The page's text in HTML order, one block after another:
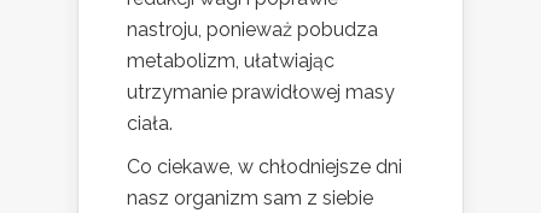
nastroju, ponieważ pobudza
metabolizm, ułatwiając
utrzymanie prawidłowej masy
ciała.
Co ciekawe, w chłodniejsze dni
nasz organizm sam z siebie